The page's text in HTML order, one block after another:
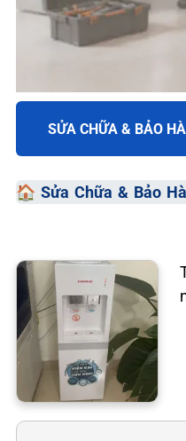
TRUNG TÂM BẢO
SỬA
Chất Lượng Tối Ưu
📞
SỬA CHỮA & BẢO
🏠 Sửa Chữa & Bảo